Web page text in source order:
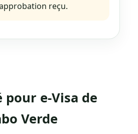
reçu.
e-Visa de
Verde